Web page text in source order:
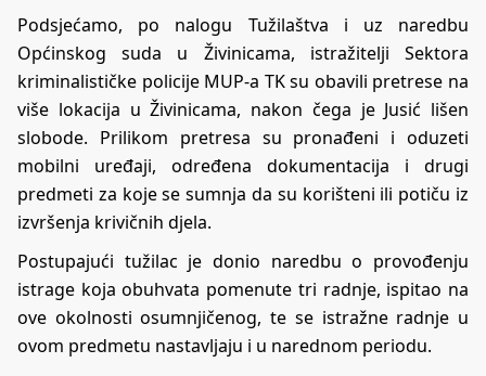
Podsjećamo, po nalogu Tužilaštva i uz naredbu
Općinskog suda u Živinicama, istražitelji Sektora
kriminalističke policije MUP-a TK su obavili pretrese na
više lokacija u Živinicama, nakon čega je Jusić lišen
slobode. Prilikom pretresa su pronađeni i oduzeti
mobilni uređaji, određena dokumentacija i drugi
predmeti za koje se sumnja da su korišteni ili potiču iz
izvršenja krivičnih djela.
Postupajući tužilac je donio naredbu o provođenju
istrage koja obuhvata pomenute tri radnje, ispitao na
ove okolnosti osumnjičenog, te se istražne radnje u
ovom predmetu nastavljaju i u narednom periodu.